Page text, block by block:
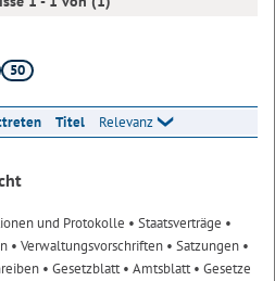
50
Titel Relevanz
und Protokolle • Staatsverträge •
• Verwaltungsvorschriften • Satzungen •
• Gesetzblatt• Amtsblatt• Gesetze